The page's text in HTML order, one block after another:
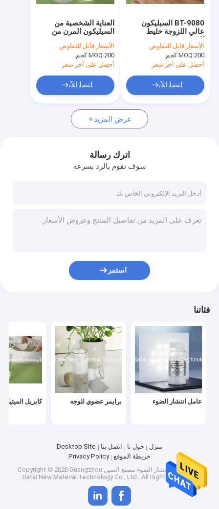
مزيج السيليكون
زيت السيليكون فينيل ميثيل
زيت السيليكون
ثلاثي ميثيل سيلوكسيليكات
العناية الشخصية من
السيليكون المرن من
مادة غير متطايرة BT-
9080
الأسعار:قابل للتفاوض
MOQ:200 كجم
أحصل على آخر سعر
ﺎﺘﺼﻟ ﺍﻶﻧ
BT-9080 السيليكون
عالي اللزوجة خليط
crosspolymer التشتت
ممتاز
الأسعار:قابل للتفاوض
MOQ:200 كجم
أحصل على آخر سعر
ﺎﺘﺼﻟ ﺍﻶﻧ
عرض المزيد
اترك رسالة
سوف نقوم بالرد بسرعة
استمر
فئاتنا
عامل انتشار الضوء برايمر عضوي للوجه كابريل
منزل حول نا اتصل بنا
Desktop Site
خريطة الموقع
Privacy Policy
جودة عامل انتشار الضوء
مصنع الصين.Copyright © 2026 Guangzhou
Batai New Material Technology Co., Ltd.. All Rights Reserved.